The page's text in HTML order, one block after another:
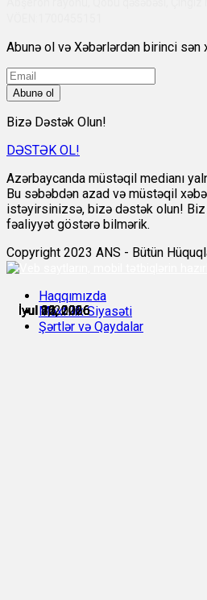
İyul 8, 2026
İyul 10, 2026
İyul 10, 2026
İyul 11, 2026
İyul 16, 2026
İyul 22, 2026
Abunə ol və Xəbərlərdən birinci sən
Abunə ol
Bizə Dəstək Olun!
DƏSTƏK OL!
Azərbaycanda müstəqil medianı
Bu səbəbdən azad və müstəqil
istəyirsinizsə, bizə dəstək olun! Biz
fəaliyyət göstərə bilmərik.
Copyright 2023 ANS - Bütün
Haqqımızda
Məxfilik Siyasəti
Şərtlər və Qaydalar